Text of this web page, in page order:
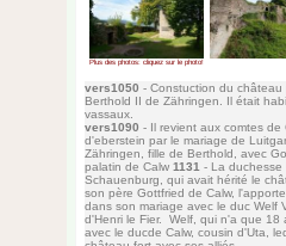
Plus des
aus dem
gründete
Burg, 2